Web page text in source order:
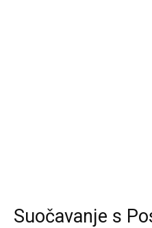
Suočavanje s